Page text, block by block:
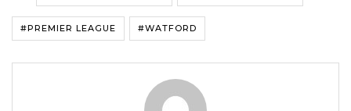
#PREMIER LEAGUE #WATFORD